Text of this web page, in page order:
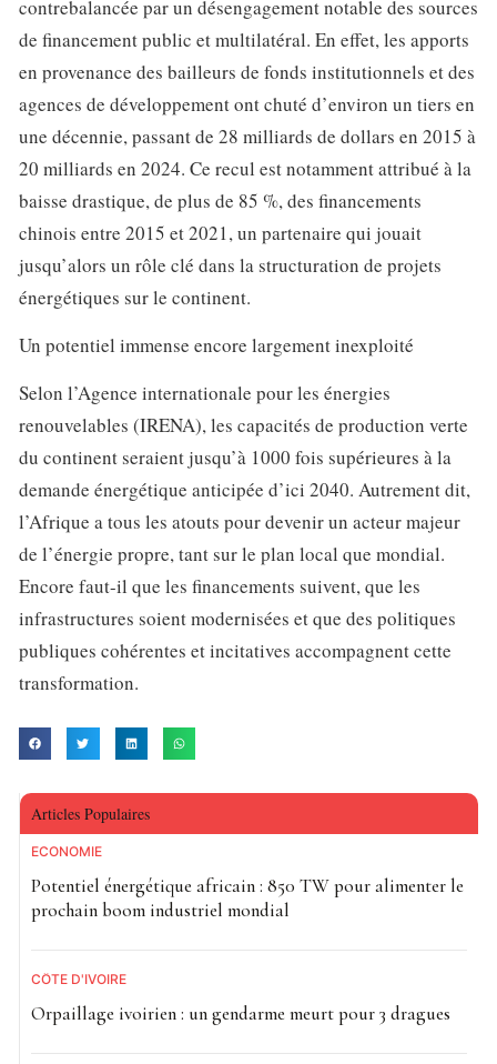
contrebalancée par un désengagement notable des sources
de financement public et multilatéral. En effet, les apports
en provenance des bailleurs de fonds institutionnels et des
agences de développement ont chuté d’environ un tiers en
une décennie, passant de 28 milliards de dollars en 2015 à
20 milliards en 2024. Ce recul est notamment attribué à la
baisse drastique, de plus de 85 %, des financements
chinois entre 2015 et 2021, un partenaire qui jouait
jusqu’alors un rôle clé dans la structuration de projets
énergétiques sur le continent.
Un potentiel immense encore largement inexploité
Selon l’Agence internationale pour les énergies
renouvelables (IRENA), les capacités de production verte
du continent seraient jusqu’à 1000 fois supérieures à la
demande énergétique anticipée d’ici 2040. Autrement dit,
l’Afrique a tous les atouts pour devenir un acteur majeur
de l’énergie propre, tant sur le plan local que mondial.
Encore faut-il que les financements suivent, que les
infrastructures soient modernisées et que des politiques
publiques cohérentes et incitatives accompagnent cette
transformation.
Articles Populaires
ECONOMIE
Potentiel énergétique africain : 850 TW pour alimenter le
prochain boom industriel mondial
CÔTE D'IVOIRE
Orpaillage ivoirien : un gendarme meurt pour 3 dragues